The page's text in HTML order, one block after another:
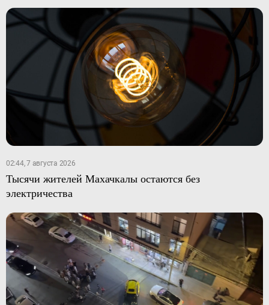
02:44, 7 августа 2026
Тысячи жителей Махачкалы остаются без
электричества